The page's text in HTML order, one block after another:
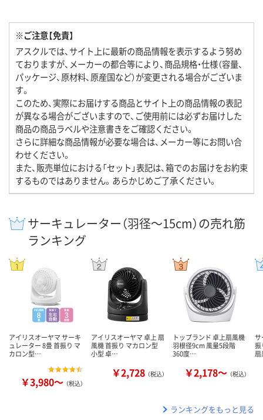
※ご注意【免責】
アスクルでは、サイト上に最新の商品情報を表示するよう努め
ておりますが、メーカーの都合等により、商品規格・仕様（容量、
パッケージ、原材料、原産国など）が変更される場合がございま
す。
このため、実際にお届けする商品とサイト上の商品情報の表記
が異なる場合がございますので、ご使用前には必ずお届けした
商品の商品ラベルや注意書きをご確認ください。
さらに詳細な商品情報が必要な場合は、メーカー等にお問い合
わせください。
また、販売単位における「セット」表記は、箱でのお届けをお約束
するものではありません。あらかじめご了承ください。
サーキュレーター（羽径～15cm）の売れ筋
ランキング
アイリスオーヤマ サーキ
ュレーター 8畳 首振り マ
カロン型…
￥3,980～ （税込）
アイリスオーヤマ 卓上 扇
風機 首振り マカロン型
小型 卓…
￥2,728 （税込）
トップランド 卓上扇風機
羽根径9cm 風量5段階
360度…
￥2,178～ （税込）
サ
振
ランキングをもっと見る